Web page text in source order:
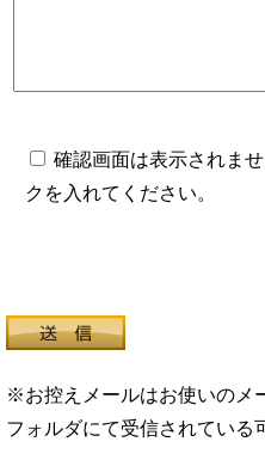
確認画面は表示されま
クを入れてください。
※お控えメールはお使いのメ
フォルダにて受信されている